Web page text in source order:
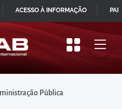
Pública
IR
PARA
CONTEÚDO
ACESSO À INFORMAÇÃO